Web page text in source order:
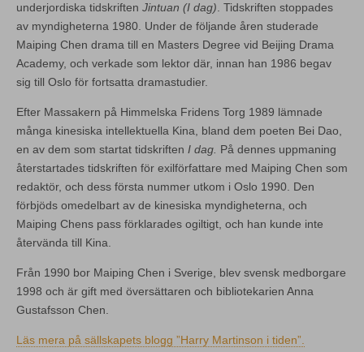
underjordiska tidskriften Jintuan (I dag) . Tidskriften stoppades
av myndigheterna 1980. Under de följande åren studerade
Maiping Chen drama till en Masters Degree vid Beijing Drama
Academy, och verkade som lektor där, innan han 1986 begav
sig till Oslo för fortsatta dramastudier.
Efter Massakern på Himmelska Fridens Torg 1989 lämnade
många kinesiska intellektuella Kina, bland dem poeten Bei Dao,
en av dem som startat tidskriften I dag. På dennes uppmaning
återstartades tidskriften för exilförfattare med Maiping Chen som
redaktör, och dess första nummer utkom i Oslo 1990. Den
förbjöds omedelbart av de kinesiska myndigheterna, och
Maiping Chens pass förklarades ogiltigt, och han kunde inte
återvända till Kina.
Från 1990 bor Maiping Chen i Sverige, blev svensk medborgare
1998 och är gift med översättaren och bibliotekarien Anna
Gustafsson Chen.
Läs mera på sällskapets blogg ”Harry Martinson i tiden”.